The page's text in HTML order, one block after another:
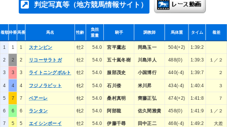
判定写真等（地方競馬情報サイト）
着順枠番馬番 馬名 性齢
負担
重量
騎手 調教師 馬体重 タイム 着差
1 1 1 スナンビン 牡2 54.0 宮平鷹志 岡島玉一 504(+2) 1:39:2
2 2 2 リコーサラトガ 牡2 54.0 五十嵐冬樹 川島洋人 488(0) 1:39:3 １／２
3 3 3 ライトニングボルト 牡2 54.0 服部茂史 小国博行 440(-4) 1:39:7 ２
4 4 4 フジノラビット 牝2 54.0 石川倭 米川昇 434(-4) 1:40:4 ３
5 7 7 ベアーレ 牝2 54.0 桑村真明 齊藤正弘 474(+2) 1:41:8 ７
6 6 6 ランタン 牝2 54.0 阿部龍 佐久間雅貴 458(0) 1:41:9 １／２
7 5 5 エイシンボーイ 牡2 54.0 伊藤千尋 田中正二 468(-4) 1:49:2 大差